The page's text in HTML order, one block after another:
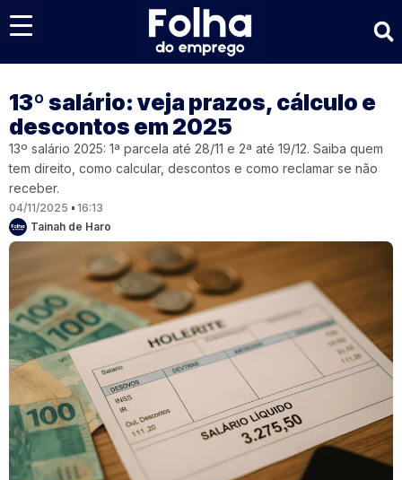
13º salário: veja prazos, cálculo e
descontos em 2025
13º salário 2025: 1ª parcela até 28/11 e 2ª até 19/12. Saiba quem
tem direito, como calcular, descontos e como reclamar se não
receber.
04/11/2025
16:13
Tainah de Haro